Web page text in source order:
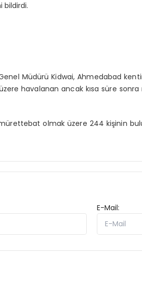
bildirdi.
Müdürü Kidwai, Ahmedabad
havalanan ancak kısa süre
olmak üzere 244 kişinin
E-Mail: